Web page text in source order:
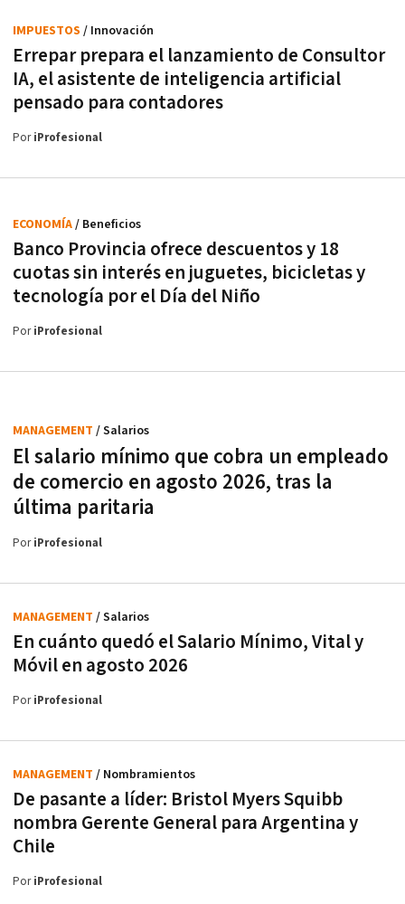
Errepar prepara el lanzamiento de Consultor
IA, el asistente de inteligencia artificial
pensado para contadores
IMPUESTOS / Innovación
PoriProfesional
Banco Provincia ofrece descuentos y 18
cuotas sin interés en juguetes, bicicletas y
tecnología por el Día del Niño
ECONOMÍA/ Beneficios
PoriProfesional
El salario mínimo que cobra un empleado
de comercio en agosto 2026, tras la
última paritaria
MANAGEMENT / Salarios
PoriProfesional
En cuánto quedó el Salario Mínimo, Vital y
Móvil en agosto 2026
MANAGEMENT / Salarios
PoriProfesional
De pasante a líder: Bristol Myers Squibb
nombra Gerente General para Argentina y
Chile
MANAGEMENT / Nombramientos
PoriProfesional